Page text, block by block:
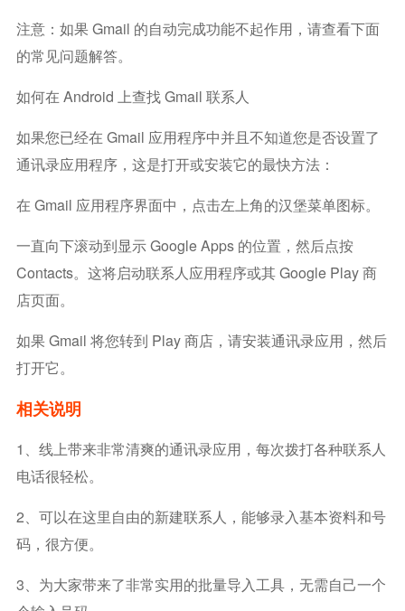
注意：如果 Gmail 的自动完成功能不起作用，请查看下面
的常见问题解答。
如何在 Android 上查找 Gmail 联系人
如果您已经在 Gmail 应用程序中并且不知道您是否设置了
通讯录应用程序，这是打开或安装它的最快方法：
在 Gmail 应用程序界面中，点击左上角的汉堡菜单图标。
一直向下滚动到显示 Google Apps 的位置，然后点按
Contacts。这将启动联系人应用程序或其 Google Play 商
店页面。
如果 Gmail 将您转到 Play 商店，请安装通讯录应用，然后
打开它。
相关说明
1、线上带来非常清爽的通讯录应用，每次拨打各种联系人
电话很轻松。
2、可以在这里自由的新建联系人，能够录入基本资料和号
码，很方便。
3、为大家带来了非常实用的批量导入工具，无需自己一个